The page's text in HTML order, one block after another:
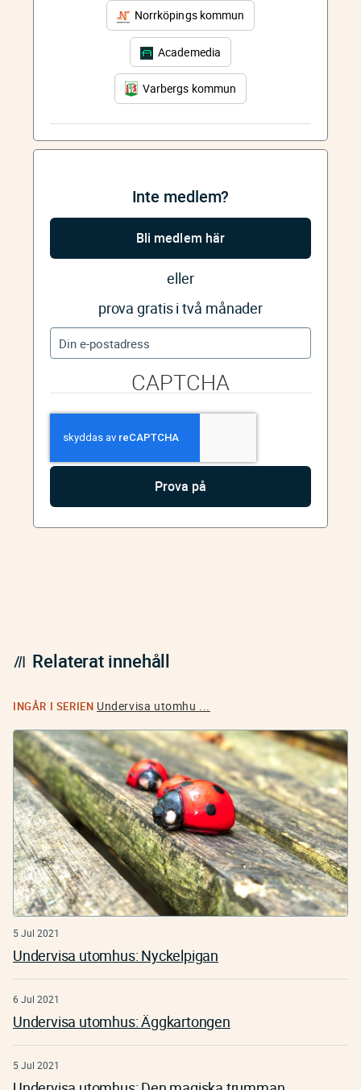
Norrköpings kommun
Academedia
Varbergs kommun
Inte medlem?
Bli medlem här
eller
prova gratis i två månader
CAPTCHA
Relaterat innehåll
INGÅR I SERIEN Undervisa utomhu ...
5 Jul 2021
Undervisa utomhus: Nyckelpigan
6 Jul 2021
Undervisa utomhus: Äggkartongen
5 Jul 2021